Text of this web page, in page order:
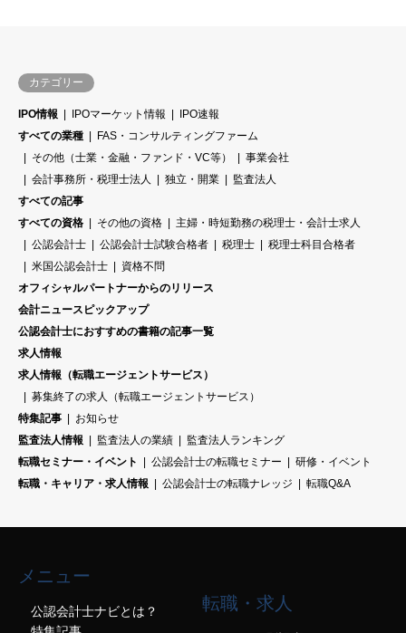
カテゴリー
IPO情報 IPOマーケット情報
IPO速報
すべての業種
FAS・コンサルティングファーム
その他（士業・金融・ファンド・VC等）
事業会社
会計事務所・税理士法人
独立・開業
監査法人
すべての記事
すべての資格
その他の資格
主婦・時短勤務の税理士・会計士求人
公認会計士
公認会計士試験合格者 税理士
税理士科目合格者
米国公認会計士
資格不問
オフィシャルパートナーからのリリース
会計ニュースピックアップ
公認会計士におすすめの書籍の記事一覧
求人情報
求人情報（転職エージェントサービス）
募集終了の求人（転職エージェントサービス）
特集記事
お知らせ
監査法人情報
監査法人の業績
監査法人ランキング
転職セミナー・イベント
公認会計士の転職セミナー
研修・イベント
転職・キャリア・求人情報
公認会計士の転職ナレッジ 転職Q&A
メニュー
公認会計士ナビとは？
転職・求人